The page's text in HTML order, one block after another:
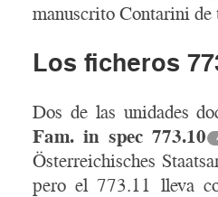
manuscrito Contarini
Los ficheros
Dos de las unidades
Fam. in spec 773.10
Österreichisches
pero el 773.11 lleva